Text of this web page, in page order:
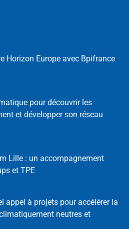
Horizon Europe avec Bpifrance
pour découvrir les
et développer son réseau
Lille : un accompagnement
et TPE
appel à projets pour accélérer la
neutres et